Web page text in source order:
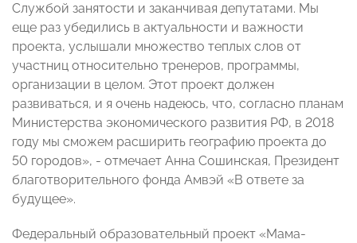
Службой занятости и заканчивая депутатами. Мы
еще раз убедились в актуальности и важности
проекта, услышали множество теплых слов от
участниц относительно тренеров, программы,
организации в целом. Этот проект должен
развиваться, и я очень надеюсь, что, согласно планам
Министерства экономического развития РФ, в 2018
году мы сможем расширить географию проекта до
50 городов», - отмечает Анна Сошинская, Президент
благотворительного фонда Амвэй «В ответе за
будущее».
Федеральный образовательный проект «Мама-